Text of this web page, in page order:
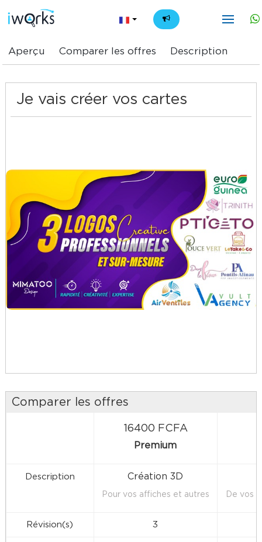
FR
Aperçu Comparer les offres Description
Je vais créer vos cartes
Comparer les offres
16400 FCFA
Premium
Description Création 3D
Pour vos affiches et autres De vos
Révision(s) 3